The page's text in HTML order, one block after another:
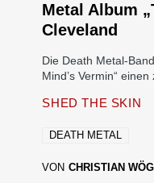
Metal Album
Cleveland
Die Death Metal-
Mind’s Vermin“
SHED THE SKIN
DEATH METAL
VON CHRISTIAN